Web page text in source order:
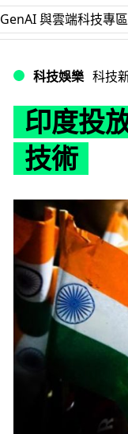
GenAI 與雲端科技專區
科技娛樂 科技
印度投
技術